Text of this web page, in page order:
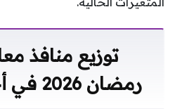
توزيع منافذ
رمضان 2026 في أحياء القاهرة